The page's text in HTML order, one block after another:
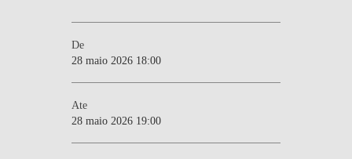
De
28 maio 2026 18:00
Ate
28 maio 2026 19:00